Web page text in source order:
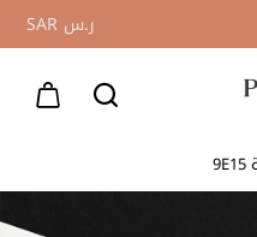
ر.س SAR